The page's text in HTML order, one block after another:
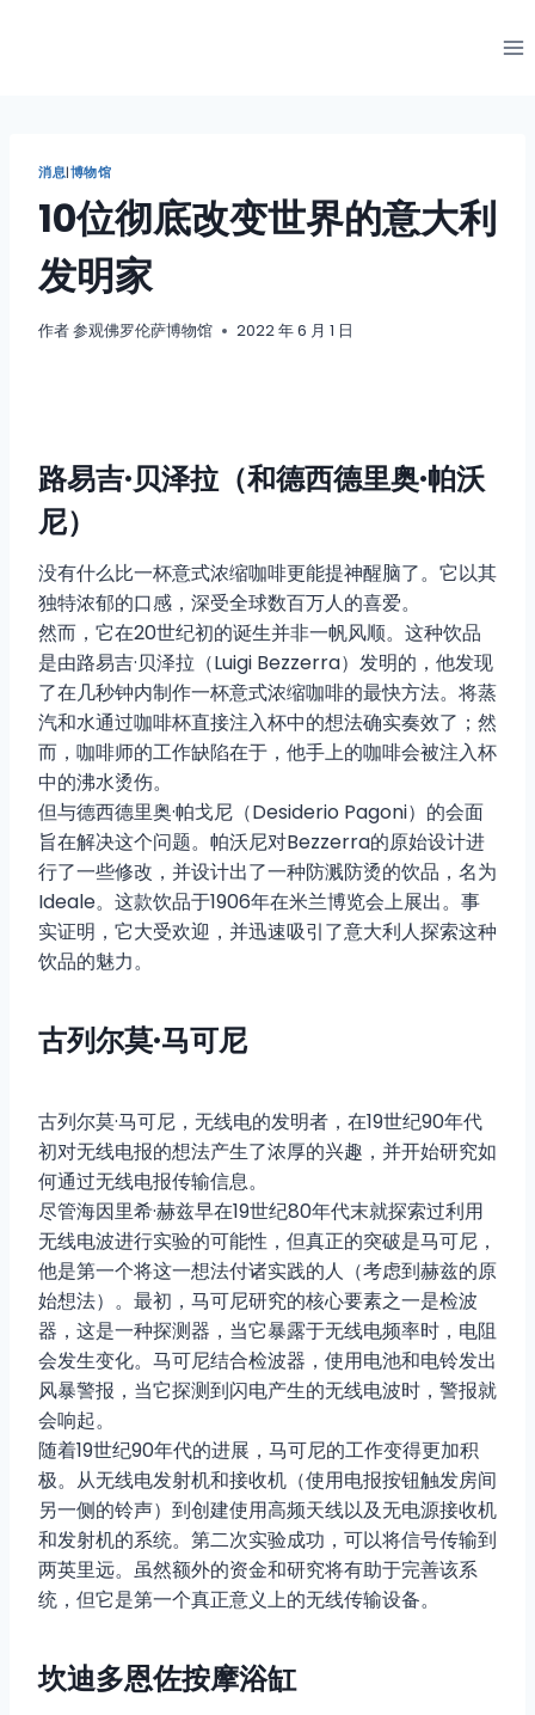
消息|博物馆
10位彻底改变世界的意大利
发明家
作者参观佛罗伦萨博物馆 2022 年 6 月 1 日
路易吉·贝泽拉（和德西德里奥·帕沃
尼）
没有什么比一杯意式浓缩咖啡更能提神醒脑了。它以其
独特浓郁的口感，深受全球数百万人的喜爱。
然而，它在20世纪初的诞生并非一帆风顺。这种饮品
是由路易吉·贝泽拉（Luigi Bezzerra）发明的，他发现
了在几秒钟内制作一杯意式浓缩咖啡的最快方法。将蒸
汽和水通过咖啡杯直接注入杯中的想法确实奏效了；然
而，咖啡师的工作缺陷在于，他手上的咖啡会被注入杯
中的沸水烫伤。
但与德西德里奥·帕戈尼（Desiderio Pagoni）的会面
旨在解决这个问题。帕沃尼对Bezzerra的原始设计进
行了一些修改，并设计出了一种防溅防烫的饮品，名为
Ideale。这款饮品于1906年在米兰博览会上展出。事
实证明，它大受欢迎，并迅速吸引了意大利人探索这种
饮品的魅力。
古列尔莫·马可尼
古列尔莫·马可尼，无线电的发明者，在19世纪90年代
初对无线电报的想法产生了浓厚的兴趣，并开始研究如
何通过无线电报传输信息。
尽管海因里希·赫兹早在19世纪80年代末就探索过利用
无线电波进行实验的可能性，但真正的突破是马可尼，
他是第一个将这一想法付诸实践的人（考虑到赫兹的原
始想法）。最初，马可尼研究的核心要素之一是检波
器，这是一种探测器，当它暴露于无线电频率时，电阻
会发生变化。马可尼结合检波器，使用电池和电铃发出
风暴警报，当它探测到闪电产生的无线电波时，警报就
会响起。
随着19世纪90年代的进展，马可尼的工作变得更加积
极。从无线电发射机和接收机（使用电报按钮触发房间
另一侧的铃声）到创建使用高频天线以及无电源接收机
和发射机的系统。第二次实验成功，可以将信号传输到
两英里远。虽然额外的资金和研究将有助于完善该系
统，但它是第一个真正意义上的无线传输设备。
坎迪多恩佐按摩浴缸